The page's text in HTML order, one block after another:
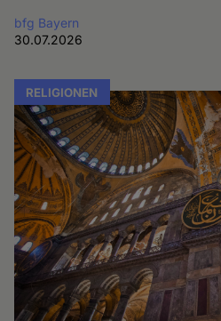
bfg Bayern
30.07.2026
RELIGIONEN